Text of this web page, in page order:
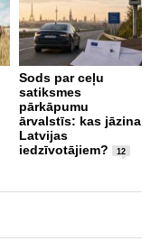
Sods par ceļu
satiksmes
pārkāpumu
ārvalstīs: kas jāzina
Latvijas
iedzīvotājiem?
12